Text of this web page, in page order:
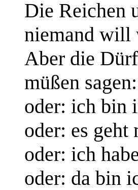
Die Reichen
niemand will
Aber die
müßen
oder: ich bin
oder: es
oder: ich
oder: da bin